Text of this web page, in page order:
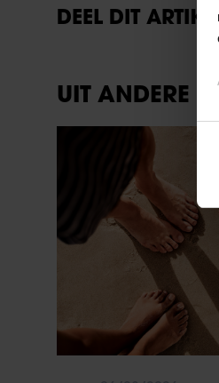
DEEL DIT
UIT ANDERE